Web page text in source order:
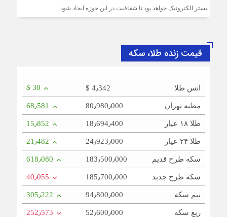
بستر الکترونیک خواهد بود تا شفافیت در این حوزه ایجاد شود.
قیمت زنده طلا، سکه
انس طلا $ 4٫342 $ 30
مظنه تهران 80٫980٫000 68٫581
طلا ۱۸ عیار 18٫694٫400 15٫852
طلا ۲۴ عیار 24٫923٫000 21٫482
سکه طرح قدیم 183٫500٫000 618٫080
سکه طرح جدید 185٫700٫000 40٫055
نیم سکه 94٫800٫000 305٫222
ربع سکه 52٫600٫000 252٫573